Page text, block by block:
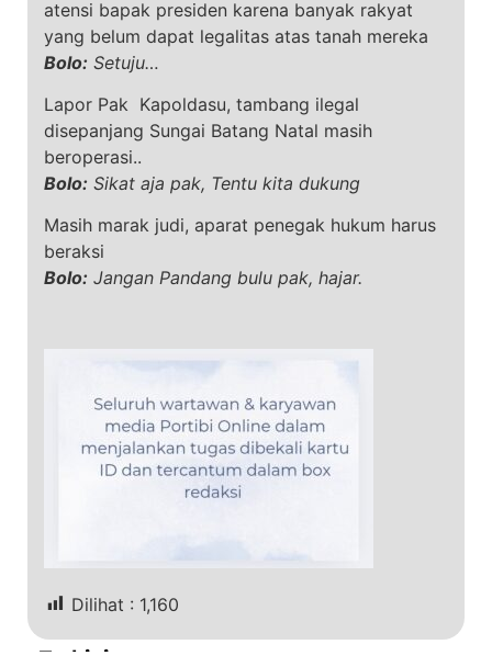
atensi bapak presiden karena banyak rakyat
yang belum dapat legalitas atas tanah mereka
Bolo: Setuju…
Lapor Pak Kapoldasu, tambang ilegal
disepanjang Sungai Batang Natal masih
beroperasi..
Bolo: Sikat aja pak, Tentu kita dukung
Masih marak judi, aparat penegak hukum harus
beraksi
Bolo: Jangan Pandang bulu pak, hajar.
Dilihat : 1,160
Terkini